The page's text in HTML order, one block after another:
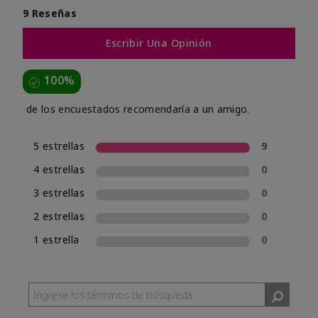
9 Reseñas
Escribir Una Opinión
100%
de los encuestados recomendaría a un amigo.
5 estrellas
9
4 estrellas
0
3 estrellas
0
2 estrellas
0
1 estrella
0